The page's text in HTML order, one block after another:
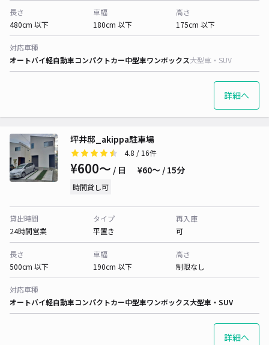
長さ
480cm 以下
車幅
180cm 以下
高さ
175cm 以下
対応車種
オートバイ軽自動車コンパクトカー中型車ワンボックス大型車・SUV
詳細へ
坪井邸_akippa駐車場
4.8 / 16件
¥600〜 / 日 ¥60〜 / 15分
時間貸し可
貸出時間
24時間営業
タイプ
平置き
再入庫
可
長さ
500cm 以下
車幅
190cm 以下
高さ
制限なし
対応車種
オートバイ軽自動車コンパクトカー中型車ワンボックス大型車・SUV
詳細へ